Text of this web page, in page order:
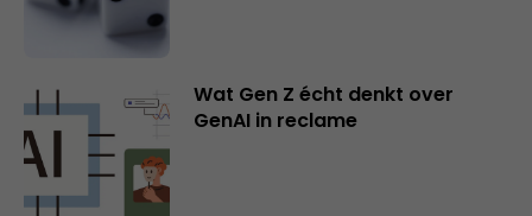
Wat Gen Z écht denkt over
GenAI in reclame